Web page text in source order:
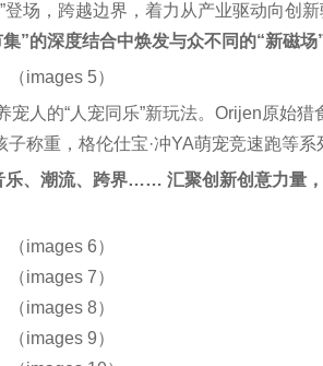
场，跨越边界，着力从产业驱动向创
”的深度结合中焕发与众不同的“新磁场
人的“人宠同乐”新玩法。Orijen原始
称重，格伦仕宝·冲YA萌宠竞速跑等系
、潮流、跨界…… 汇聚创新创意力量，